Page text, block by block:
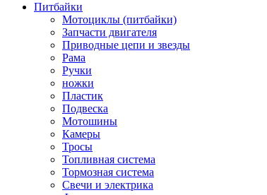
Питбайки
Мотоциклы (питбайки)
Запчасти двигателя
Приводные цепи и звезды
Рама
Ручки
ножки
Пластик
Подвеска
Мотошины
Камеры
Тросы
Топливная система
Тормозная система
Свечи и электрика